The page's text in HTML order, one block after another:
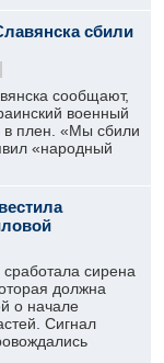
сбили
сообщают,
военный
в плен. «Мы сбили
«народный
сирена
должна
о начале
Сигнал